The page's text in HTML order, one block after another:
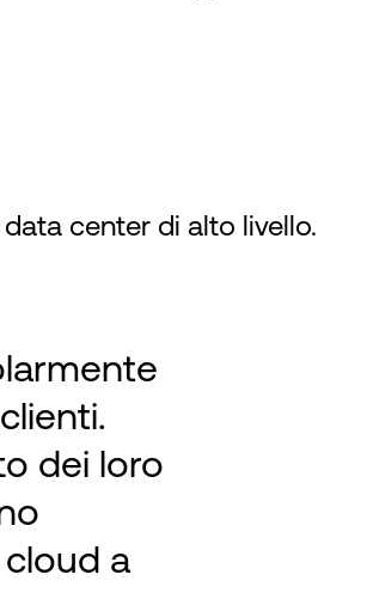
center di alto livello.
dei loro
a